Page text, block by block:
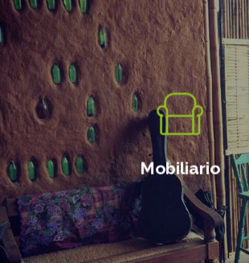
Mobiliario
Diseñamos muebles a
del cliente